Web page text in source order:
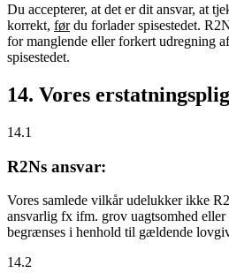
Du accepterer, at det er dit ansvar, at
korrekt, førdu forlader spisestedet.
for manglende eller forkert udregning
spisestedet.
14. Vores
14.1
R2Ns ansvar:
Vores samlede vilkår udelukker ikke
ansvarlig fx ifm. grov uagtsomhed
begrænses i henhold til gældende
14.2